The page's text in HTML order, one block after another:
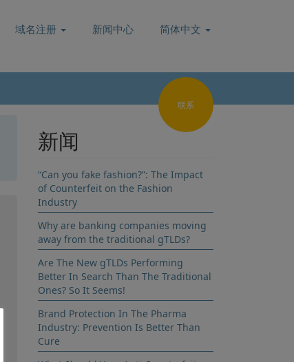
域名注册 新闻中心 简体中文
联系
新闻
“Can you fake fashion?”: The Impact
of Counterfeit on the Fashion
Industry
Why are banking companies moving
away from the traditional gTLDs?
Are The New gTLDs Performing
Better In Search Than The Traditional
Ones? So It Seems!
Brand Protection In The Pharma
Industry: Prevention Is Better Than
Cure